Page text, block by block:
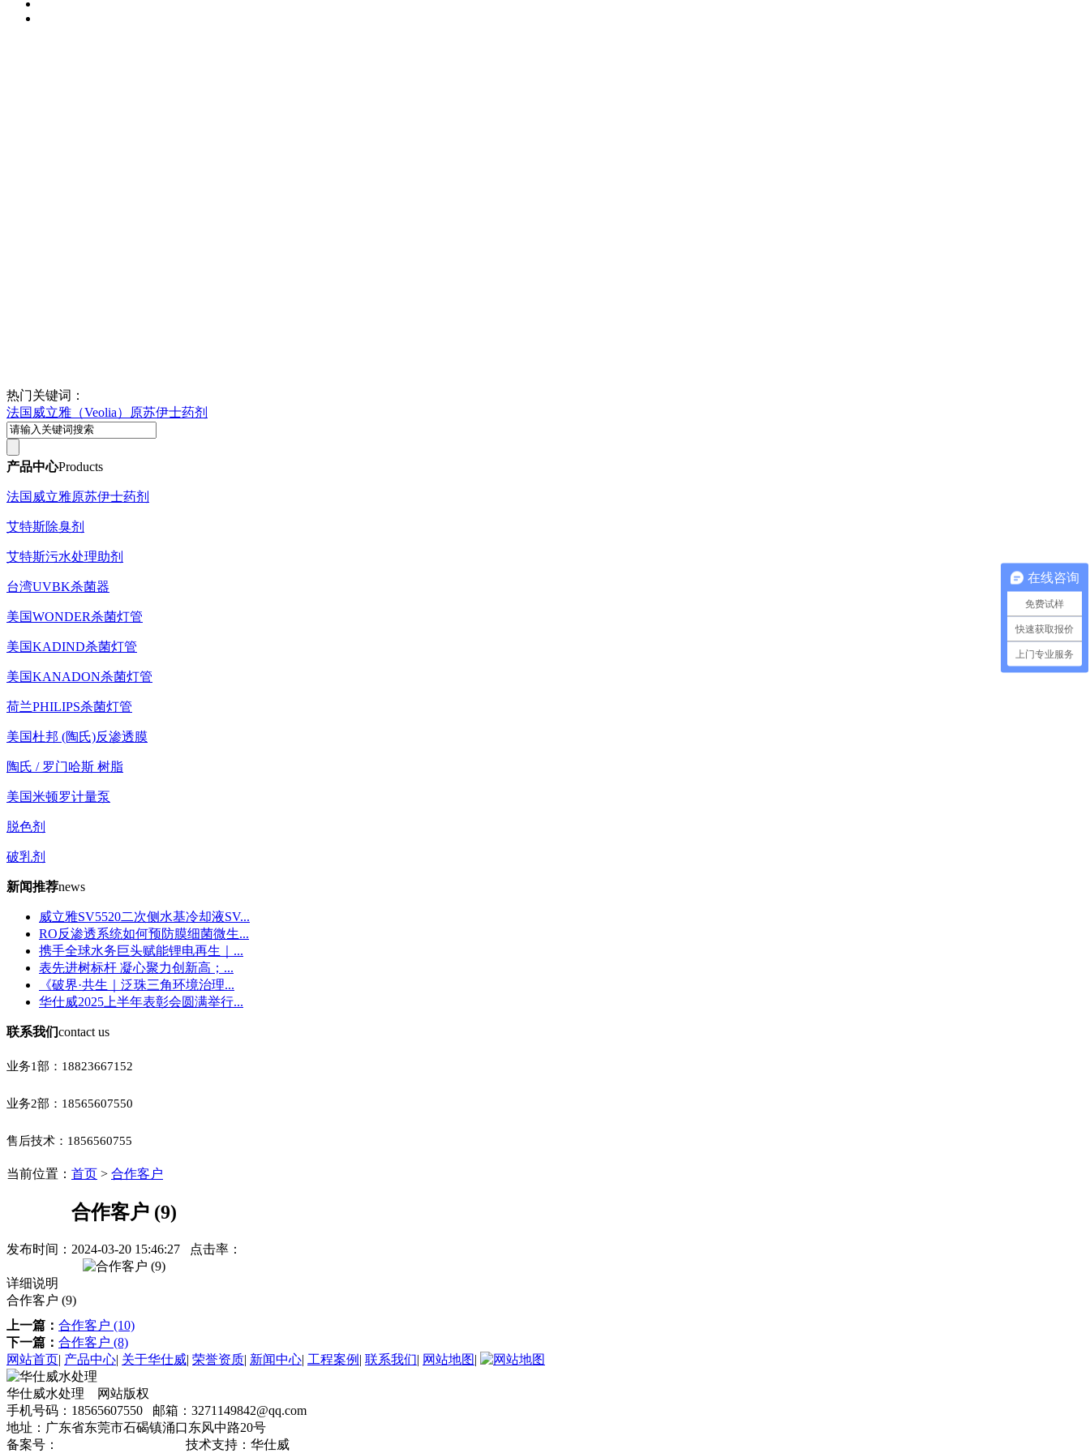
热门关键词：
法国威立雅（Veolia）原苏伊士药剂
产品中心Products
法国威立雅原苏伊士药剂
艾特斯除臭剂
艾特斯污水处理助剂
台湾UVBK杀菌器
美国WONDER杀菌灯管
美国KADIND杀菌灯管
美国KANADON杀菌灯管
荷兰PHILIPS杀菌灯管
美国杜邦 (陶氏)反渗透膜
陶氏 / 罗门哈斯 树脂
美国米顿罗计量泵
脱色剂
破乳剂
新闻推荐news
威立雅SV5520二次侧水基冷却液SV...
RO反渗透系统如何预防膜细菌微生...
携手全球水务巨头赋能锂电再生｜...
表先进树标杆 凝心聚力创新高；...
《破界·共生｜泛珠三角环境治理...
华仕威2025上半年表彰会圆满举行...
联系我们contact us
业务1部： 18823667152
业务2部： 18565607550
售后技术： 1856560755
当前位置： 首页 > 合作客户
合作客户 (9)
发布时间： 2024-03-20 15:46:27 点击率：
详细说明
合作客户 (9)
上一篇： 合作客户 (10)
下一篇： 合作客户 (8)
网站首页| 产品中心| 关于华仕威| 荣誉资质| 新闻中心| 工程案例 | 联系我们| 网站地图|
华仕威水处理 网站版权
手机号码：18565607550 邮箱：3271149842@qq.com
地址：广东省东莞市石碣镇涌口东风中路20号
备案号：
技术支持：华仕威
在线咨询
免费试样
快速获取报价
上门专业服务